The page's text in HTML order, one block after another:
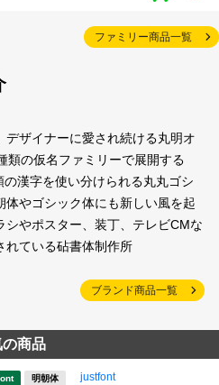
ファミリー商品一覧
ザイナーに愛され続ける丸明オ
類の仮名ファミリーで展開する
漢字を使い分けられる丸丸ゴシ
体やゴシック体にも新しい風を起
シやポスター、装丁、テレビCMな
れている砧書体制作所
ブランド商品一覧
の商品
明朝体 justfont